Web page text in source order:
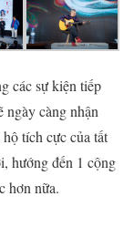
các sự kiện tiếp
ngày càng nhận
tích cực của tất
hướng đến 1 cộng
hơn nữa.